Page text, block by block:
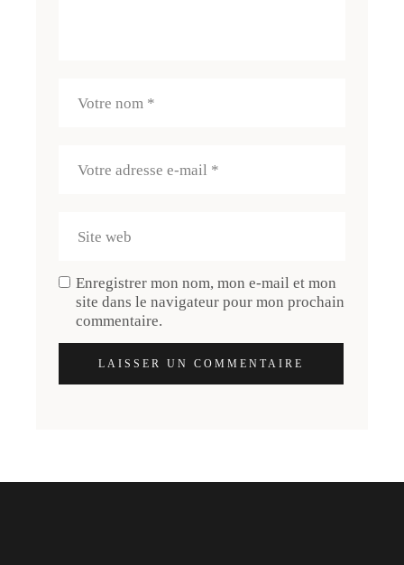
Enregistrer mon nom, mon e-mail et mon
site dans le navigateur pour mon prochain
commentaire.
LAISSER UN COMMENTAIRE